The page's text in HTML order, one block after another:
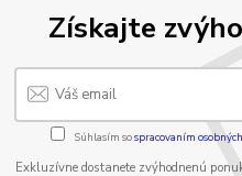
Získajte
Súhlasím sospracovaním
Exkluzívne dostanete zvýhodnenú